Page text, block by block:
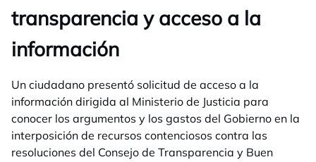
transparencia y acceso a la
información
Un ciudadano presentó solicitud de acceso a la
información dirigida al Ministerio de Justicia para
conocer los argumentos y los gastos del Gobierno en la
interposición de recursos contenciosos contra las
resoluciones del Consejo de Transparencia y Buen